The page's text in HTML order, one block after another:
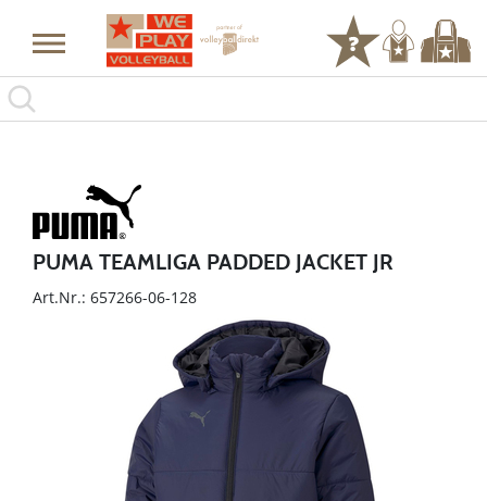
PUMA TEAMLIGA PADDED JACKET JR
Art.Nr.: 657266-06-128